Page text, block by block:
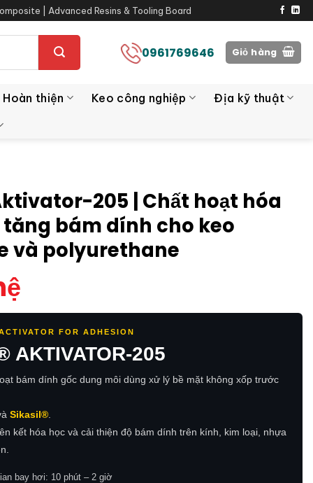
| Advanced Resins & Tooling Board
0961769646 Giỏ hàng
thiện Keo công nghiệp Địa kỹ thuật
205 | Chất hoạt hóa
tăng bám dính cho keo
và polyurethane
FOR ADHESION
AKTIVATOR-205
bám dính gốc dung môi dùng xử lý bề mặt không xốp trước
Sikasil®
kết hóa học và cải thiện độ bám dính trên kính, kim loại, nhựa
bay hơi: 10 phút – 2 giờ